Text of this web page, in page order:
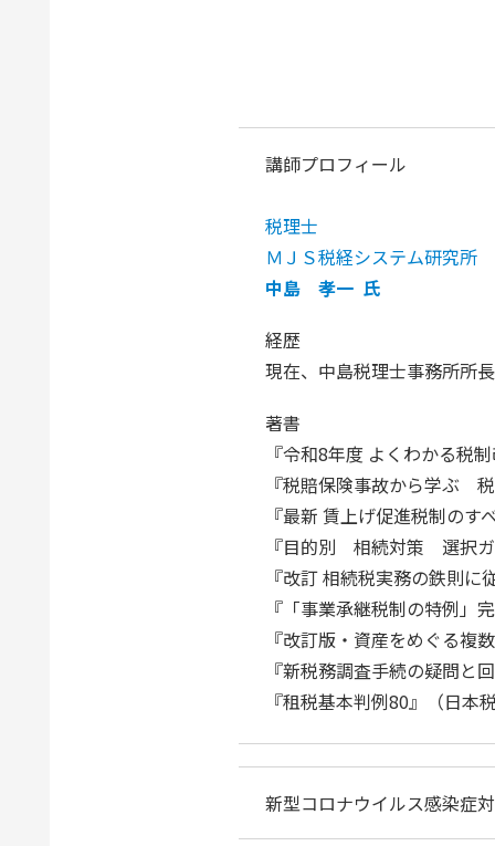
講師プロフィール
税理士
ＭＪＳ税経システム研究所
中島 孝一 氏
経歴
現在、中島税理士事務所所
著書
『令和8年度 よくわかる税
『税賠保険事故から学ぶ
『最新 賃上げ促進税制の
『目的別 相続対策 選択
『改訂 相続税実務の鉄則
『「事業承継税制の特例」
『改訂版・資産をめぐる複
『新税務調査手続の疑問と
『租税基本判例80』（日
新型コロナウイルス感染症